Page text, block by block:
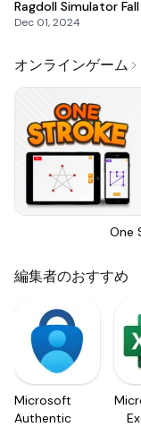
Ragdoll Simulator
Dec 01, 2024
オンラインゲーム
One
編集者のおすすめ
Microsoft
Authenticator